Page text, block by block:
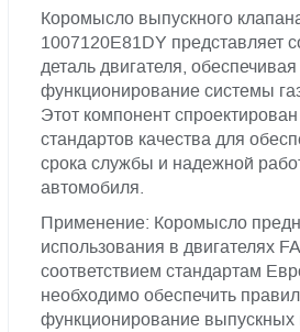
Коромысло выпускного
1007120E81DY представляет
деталь двигателя,
функционирование системы
Этот компонент
стандартов качества для
срока службы и надежной
автомобиля.
Применение: Коромысло
использования в двигателях
соответствием стандартам
необходимо обеспечить
функционирование выпускных